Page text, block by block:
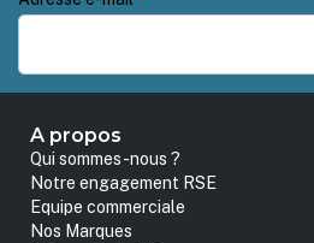
A propos
Qui sommes-nous ?
Notre engagement RSE
Equipe commerciale
Nos Marques